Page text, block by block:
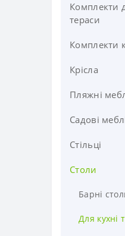
Комплекти
тераси
Комплекти
Крісла
Ігрові
Дитячі
Конференц
Крісла
Офісні
Садові/
Пляжні
Пергола
Столики
Шезлонги
Садові
Стільці
Барні
Для кухні
Столи
Барні
Для кухні